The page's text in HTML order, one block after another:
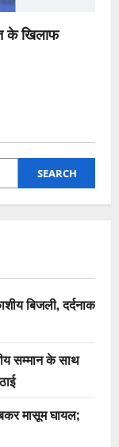
के खिलाफ
SEARCH
बिजली, दर्दनाक
सम्मान के साथ
मासूम घायल;